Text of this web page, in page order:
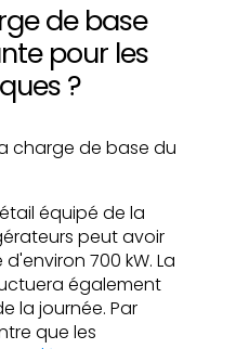
de base
pour les
?
charge de base du
équipé de la
peut avoir
700 kW. La
également
la journée. Par
que les